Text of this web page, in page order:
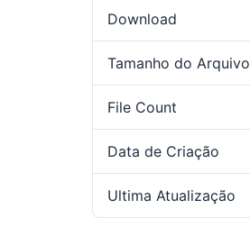
Download
Tamanho do Arquivo
File Count
Data de Criação
Ultima Atualização